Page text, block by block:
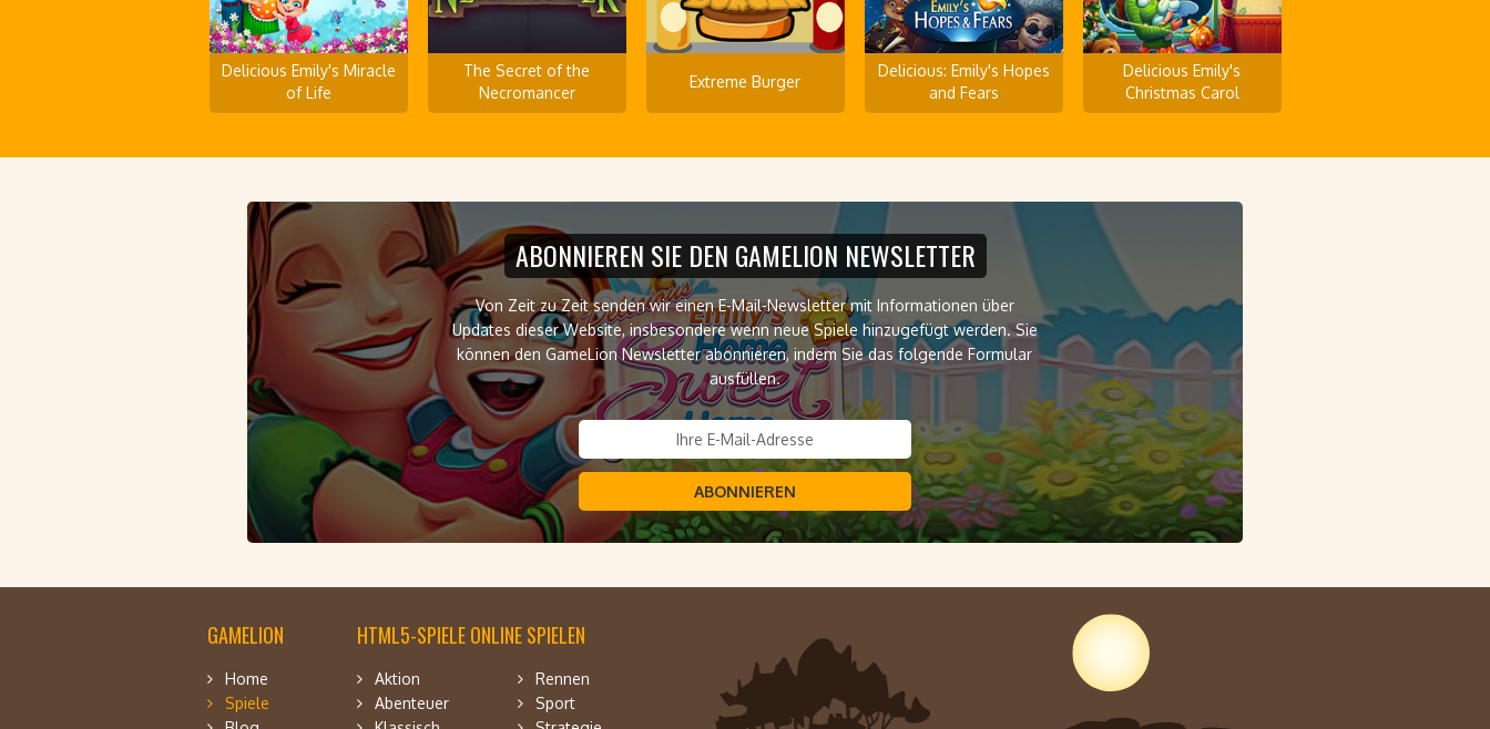
Delicious Emily's Miracle
of Life
The Secret of the
Necromancer
Extreme Burger
Delicious: Emily's Hopes
and Fears
Delicious Emily's
Christmas Carol
ABONNIEREN SIE DEN GAMELION NEWSLETTER
Von Zeit zu Zeit senden wir einen E-Mail-Newsletter mit Informationen über
Updates dieser Website, insbesondere wenn neue Spiele hinzugefügt werden. Sie
können den GameLion Newsletter abonnieren, indem Sie das folgende Formular
ausfüllen.
ABONNIEREN
GAMELION
Home
Spiele
HTML5-SPIELE ONLINE SPIELEN
Aktion
Abenteuer
Rennen
Sport